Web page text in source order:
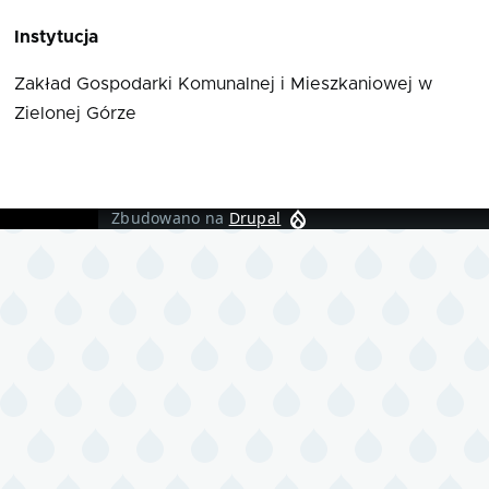
Instytucja
Zakład Gospodarki Komunalnej i Mieszkaniowej w
Zielonej Górze
Zbudowano na Drupal